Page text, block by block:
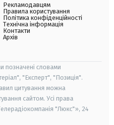
Рекламодавцям
Правила користування
Політика конфіденційності
Технічна інформація
Контакти
Архів
позначені словами
"Експерт", "Позиція".
цитування можна
сайтом. Усі права
"Люкс"», 24